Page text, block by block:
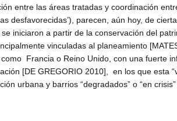
entre las áreas tratadas y coordinación
desfavorecidas’), parecen, aún hoy, de
iniciaron a partir de la conservación del
vinculadas al planeamiento
Francia o Reino Unido, con una fuerte
[DE GREGORIO 2010], en los que esta
urbana y barrios “degradados” o “en